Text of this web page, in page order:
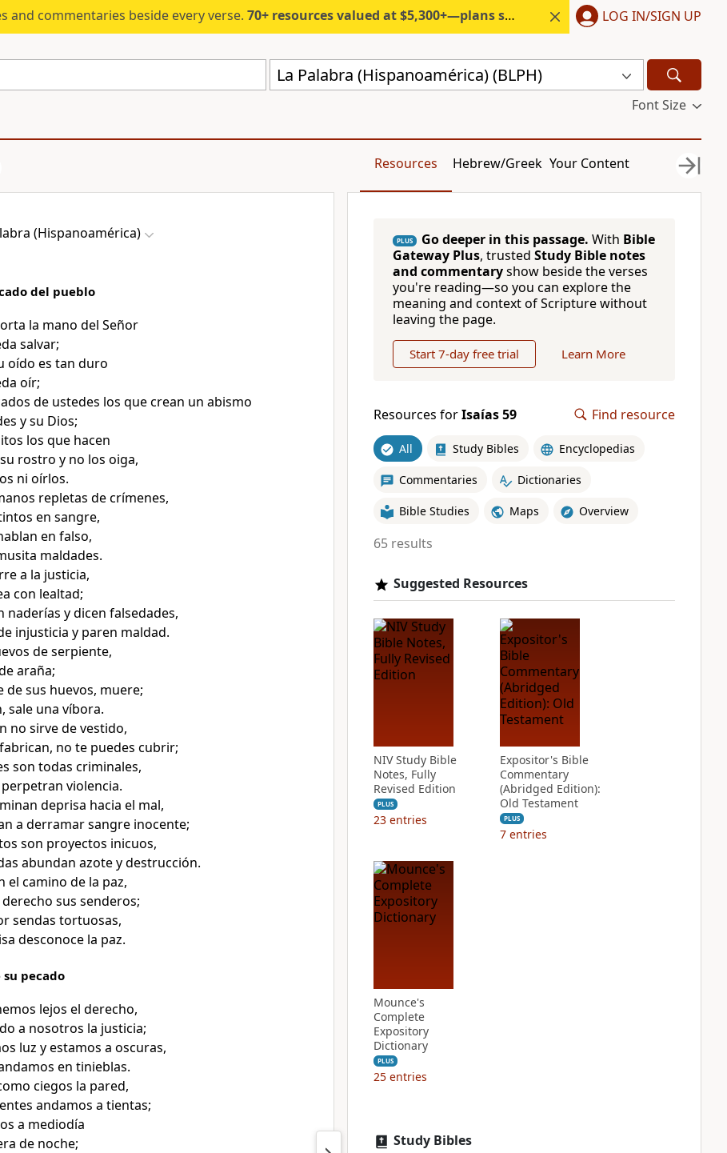
and commentaries beside every verse. 70+ resources valued at $5,300+—plans start under $6/month. LOG IN/SIGN UP
La Palabra (Hispanoamérica) (BLPH)
Font Size
Resources Hebrew/Greek Your Content
(Hispanoamérica)
del pueblo
la mano del Señor
salvar;
oído es tan duro
oír;
de ustedes los que crean un abismo
y su Dios;
los que hacen
rostro y no los oiga,
ni oírlos.
repletas de crímenes,
en sangre,
en falso,
maldades.
a la justicia,
con lealtad;
naderías y dicen falsedades,
injusticia y paren maldad.
de serpiente,
araña;
de sus huevos, muere;
sale una víbora.
no sirve de vestido,
no te puedes cubrir;
son todas criminales,
violencia.
deprisa hacia el mal,
a derramar sangre inocente;
son proyectos inicuos,
abundan azote y destrucción.
el camino de la paz,
sus senderos;
sendas tortuosas,
desconoce la paz.
pecado
lejos el derecho,
a nosotros la justicia;
luz y estamos a oscuras,
en tinieblas.
ciegos la pared,
andamos a tientas;
a mediodía
de noche;
PLUS Go deeper in this passage. With Bible
Gateway Plus, trusted Study Bible notes
and commentaryshow beside the verses
you're reading—so you can explore the
meaning and context of Scripture without
leaving the page.
Start 7-day free trial Learn More
Resources forIsaías 59 Find resource
All Study Bibles Encyclopedias
Commentaries Dictionaries
Bible Studies Maps Overview
65 results
Suggested Resources
NIV Study Bible
Notes, Fully
Revised Edition
PLUS
23 entries
Expositor's Bible
Commentary
(Abridged Edition):
Old Testament
PLUS
7 entries
Mounce's
Complete
Expository
Dictionary
PLUS
25 entries
Study Bibles